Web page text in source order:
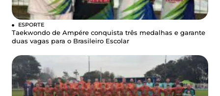
ESPORTE
Taekwondo de Ampére conquista três medalhas e garante
duas vagas para o Brasileiro Escolar